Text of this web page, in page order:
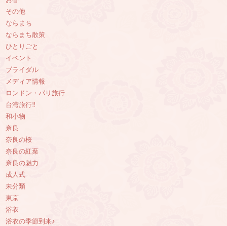
その他
ならまち
ならまち散策
ひとりごと
イベント
ブライダル
メディア情報
ロンドン・パリ旅行
台湾旅行‼︎
和小物
奈良
奈良の桜
奈良の紅葉
奈良の魅力
成人式
未分類
東京
浴衣
浴衣の季節到来♪